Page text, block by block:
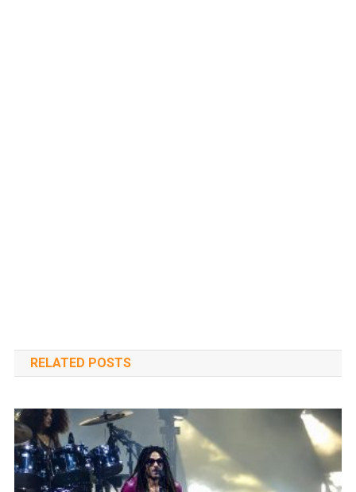
RELATED POSTS